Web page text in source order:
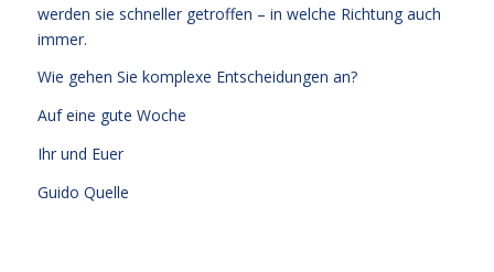
werden sie schneller getroffen – in welche Richtung auch
immer.
Wie gehen Sie komplexe Entscheidungen an?
Auf eine gute Woche
Ihr und Euer
Guido Quelle